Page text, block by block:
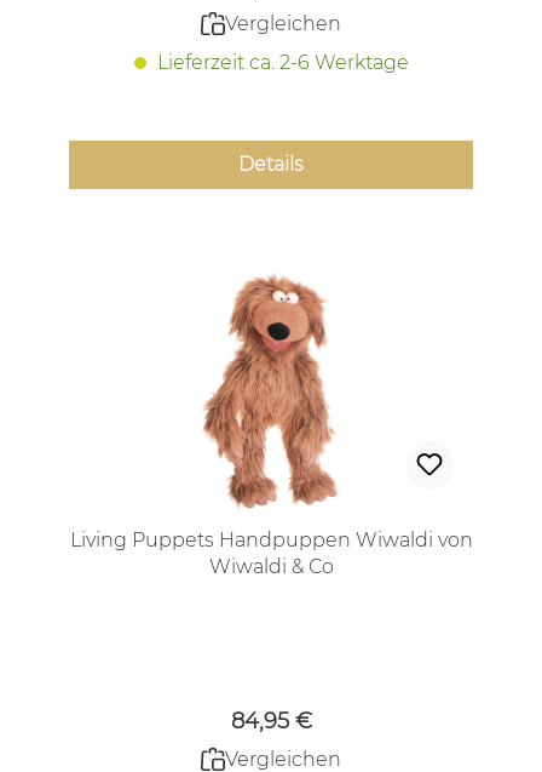
Vergleichen
Lieferzeit ca. 2-6 Werktage
Details
Living Puppets Handpuppen Wiwaldi von
Wiwaldi & Co
84,95 €
Vergleichen